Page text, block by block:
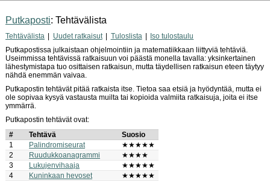
Putkaposti: Tehtävälista
Tehtävälista Uudet ratkaisut Tuloslista
Iso tulostaulu
Putkapostissa julkaistaan ohjelmointiin ja matematiikkaan liittyviä tehtäviä.
Useimmissa tehtävissä ratkaisuun voi päästä monella tavalla: yksinkertainen
lähestymistapa tuo osittaisen ratkaisun, mutta täydellisen ratkaisun eteen täytyy
nähdä enemmän vaivaa.
Putkapostin tehtävät pitää ratkaista itse. Tietoa saa etsiä ja hyödyntää, mutta ei
ole sopivaa kysyä vastausta muilta tai kopioida valmiita ratkaisuja, joita ei itse
ymmärrä.
Putkapostin tehtävät ovat:
#
Tehtävä
Suosio
1
Palindromiseurat
★★★★★
2
Ruudukkoanagrammi
★★★★
3
Lukujenvihaaja
★★★★★
4
Kuninkaan hevoset
★★★★★